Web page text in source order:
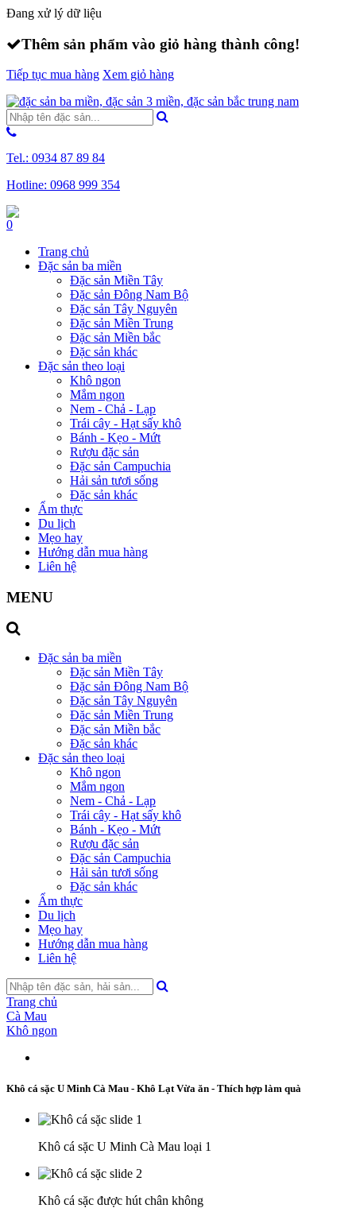
Đang xử lý dữ liệu
Thêm sản phẩm vào giỏ hàng thành công!
Tiếp tục mua hàng Xem giỏ hàng
Tel.: 0934 87 89 84
Hotline: 0968 999 354
0
Trang chủ
Đặc sản ba miền
Đặc sản Miền Tây
Đặc sản Đông Nam Bộ
Đặc sản Tây Nguyên
Đặc sản Miền Trung
Đặc sản Miền bắc
Đặc sản khác
Đặc sản theo loại
Khô ngon
Mắm ngon
Nem - Chả - Lạp
Trái cây - Hạt sấy khô
Bánh - Kẹo - Mứt
Rượu đặc sản
Đặc sản Campuchia
Hải sản tươi sống
Đặc sản khác
Ẩm thực
Du lịch
Mẹo hay
Hướng dẫn mua hàng
Liên hệ
MENU
Đặc sản ba miền
Đặc sản Miền Tây
Đặc sản Đông Nam Bộ
Đặc sản Tây Nguyên
Đặc sản Miền Trung
Đặc sản Miền bắc
Đặc sản khác
Đặc sản theo loại
Khô ngon
Mắm ngon
Nem - Chả - Lạp
Trái cây - Hạt sấy khô
Bánh - Kẹo - Mứt
Rượu đặc sản
Đặc sản Campuchia
Hải sản tươi sống
Đặc sản khác
Ẩm thực
Du lịch
Mẹo hay
Hướng dẫn mua hàng
Liên hệ
Trang chủ
Cà Mau
Khô ngon
Khô cá sặc U Minh Cà Mau - Khô Lạt Vừa ăn - Thích hợp làm quà
Khô cá sặc U Minh Cà Mau loại 1
Khô cá sặc được hút chân không